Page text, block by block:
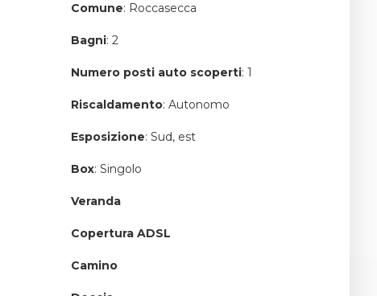
Comune: Roccasecca
Bagni: 2
Numero posti auto scoperti: 1
Riscaldamento: Autonomo
Esposizione: Sud, est
Box: Singolo
Veranda
Copertura ADSL
Camino